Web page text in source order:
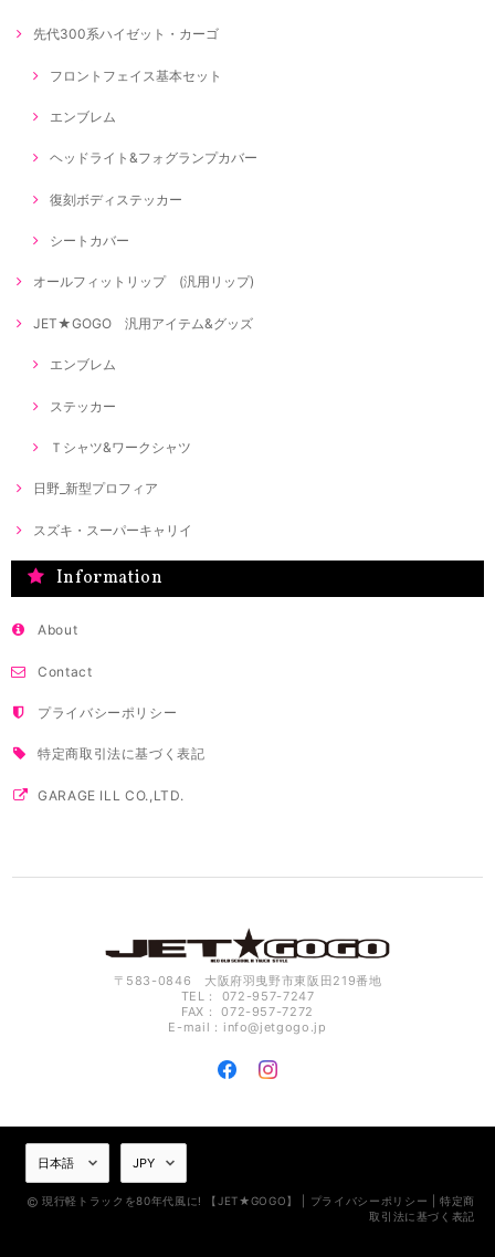
先代300系ハイゼット・カーゴ
フロントフェイス基本セット
エンブレム
ヘッドライト&フォグランプカバー
復刻ボディステッカー
シートカバー
オールフィットリップ (汎用リップ)
JET★GOGO 汎用アイテム&グッズ
エンブレム
ステッカー
Ｔシャツ&ワークシャツ
日野_新型プロフィア
スズキ・スーパーキャリイ
Information
About
Contact
プライバシーポリシー
特定商取引法に基づく表記
GARAGE ILL CO.,LTD.
〒583-0846 大阪府羽曳野市東阪田219番地
TEL： 072-957-7247
FAX： 072-957-7272
E-mail： info@jetgogo.jp
現行軽トラックを80年代風に! 【JET★GOGO】 | プライバシーポリシー |特定商
取引法に基づく表記